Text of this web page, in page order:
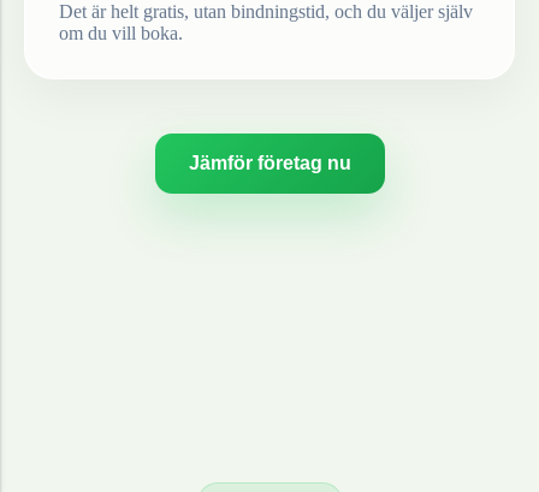
Det är helt gratis, utan bindningstid, och du väljer själv
om du vill boka.
Jämför företag nu